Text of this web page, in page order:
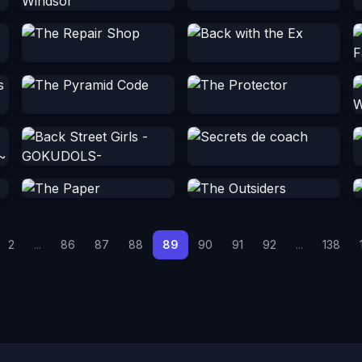
2 ... 86 87 88 89 90 91 92 ... 138